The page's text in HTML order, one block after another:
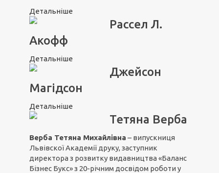
Детальніше
Рассел Л.
Акофф
Детальніше
Джейсон
Магідсон
Детальніше
Тетяна Верба
Верба Тетяна Михайлівна – випускниця
Львівскої Академії друку, заступник
директора з розвитку видавництва «Баланс
Бізнес Букс» з 20-річним досвідом роботи у